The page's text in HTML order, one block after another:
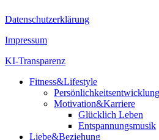
Datenschutzerklärung
Impressum
KI-Transparenz
Fitness&Lifestyle
Persönlichkeitsentwicklung
Motivation&Karriere
Glücklich Leben
Entspannungsmusik
Liebe&Beziehung